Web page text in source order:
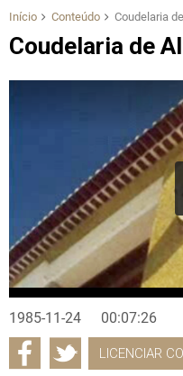
Início Conteúdo Coudelaria
Coudelaria de
1985-11-24 00:07:26
LICENCIAR